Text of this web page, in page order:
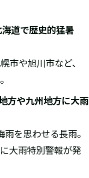
道で歴史的猛暑
市や旭川市など、
方や九州地方に大雨
を思わせる長雨。
大雨特別警報が発